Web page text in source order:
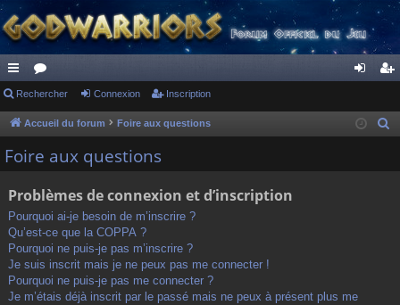
ac
co
ur
s
or
u ne cri
Rechercher Connexion Inscription
Accueil du forum Foire aux questions
Foire aux questions
Problèmes de connexion et d’inscription
Pourquoi ai-je besoin de m’inscrire ?
Qu’est-ce que la COPPA ?
Pourquoi ne puis-je pas m’inscrire ?
Je suis inscrit mais je ne peux pas me connecter !
Pourquoi ne puis-je pas me connecter ?
Je m’étais déjà inscrit par le passé mais ne peux à présent plus me